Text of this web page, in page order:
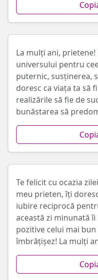
La mulți ani,
universului pentru
puternic, susținerea,
doresc ca viața ta să
realizările să fie de
bunăstarea să
Te felicit cu ocazia
meu prieten, îți
iubire reciprocă
această zi minunată
pozitive celui mai
îmbrățișez! La mulți